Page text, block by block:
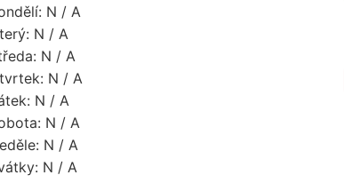
N / A
N / A
N / A
N / A
N / A
N / A
N / A
N / A